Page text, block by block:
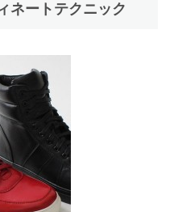
ネートテクニック